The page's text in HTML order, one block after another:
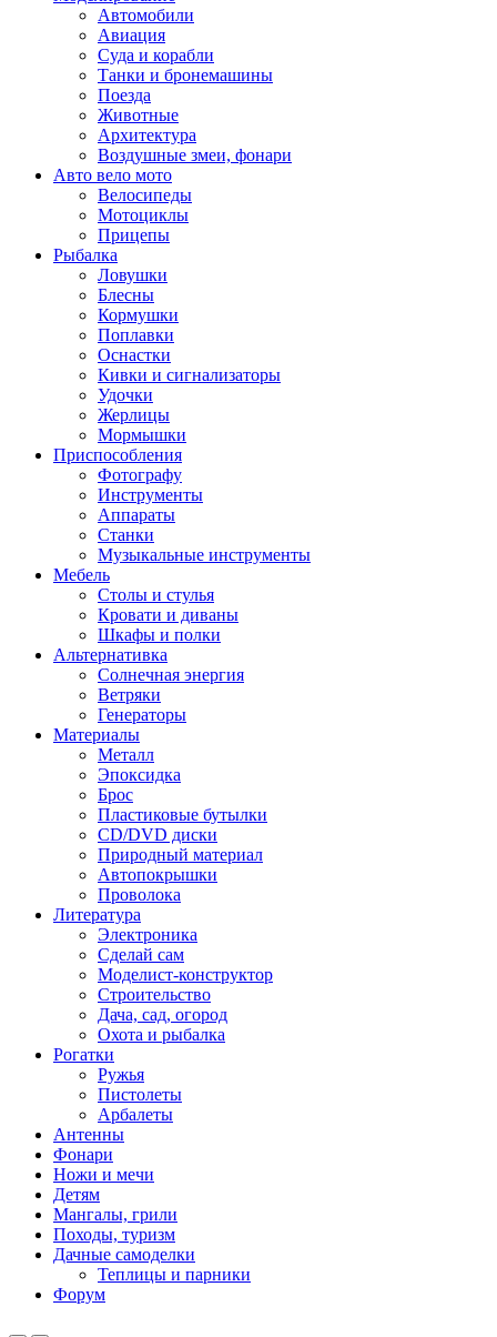
Автомобили
Авиация
Суда и корабли
Танки и бронемашины
Поезда
Животные
Архитектура
Воздушные змеи, фонари
Авто вело мото
Велосипеды
Мотоциклы
Прицепы
Рыбалка
Ловушки
Блесны
Кормушки
Поплавки
Оснастки
Кивки и сигнализаторы
Удочки
Жерлицы
Мормышки
Приспособления
Фотографу
Инструменты
Аппараты
Станки
Музыкальные инструменты
Мебель
Столы и стулья
Кровати и диваны
Шкафы и полки
Альтернативка
Солнечная энергия
Ветряки
Генераторы
Материалы
Металл
Эпоксидка
Брос
Пластиковые бутылки
CD/DVD диски
Природный материал
Автопокрышки
Проволока
Литература
Электроника
Сделай сам
Моделист-конструктор
Строительство
Дача, сад, огород
Охота и рыбалка
Рогатки
Ружья
Пистолеты
Арбалеты
Антенны
Фонари
Ножи и мечи
Детям
Мангалы, грили
Походы, туризм
Дачные самоделки
Теплицы и парники
Форум